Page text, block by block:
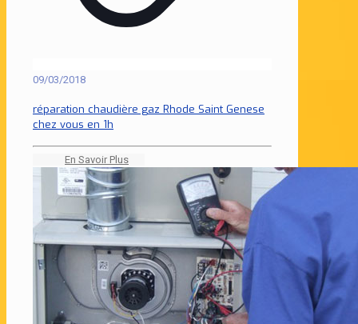
09/03/2018
réparation chaudière gaz Rhode Saint Genese
chez vous en 1h
En Savoir Plus